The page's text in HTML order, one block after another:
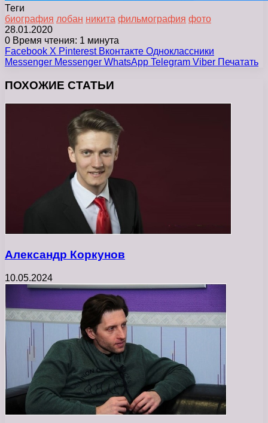
Теги
биография лобан никита фильмография фото
28.01.2020
0 Время чтения: 1 минута
Facebook X Pinterest Вконтакте Одноклассники
Messenger Messenger WhatsApp Telegram Viber Печатать
ПОХОЖИЕ СТАТЬИ
Александр Коркунов
10.05.2024